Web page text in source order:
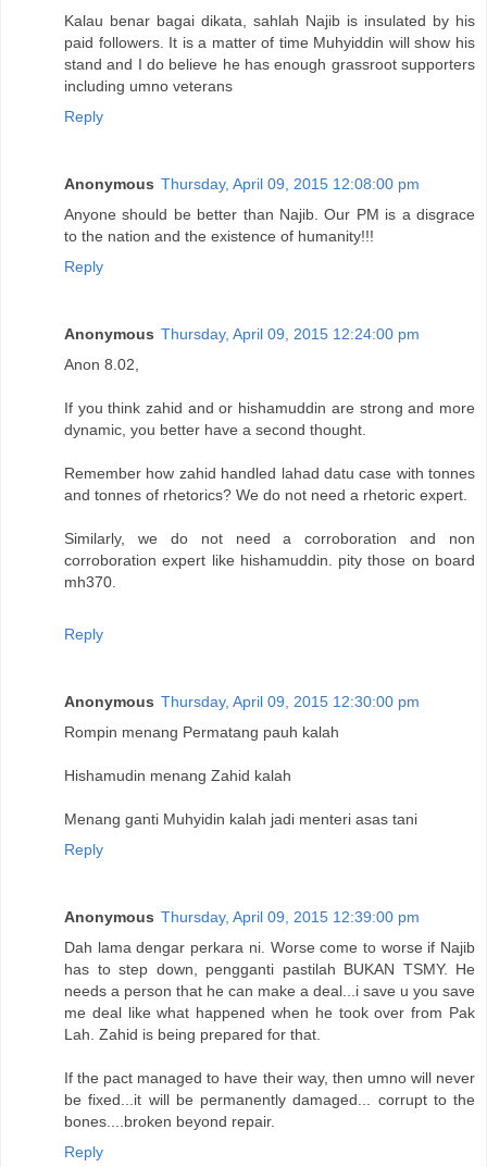
Kalau benar bagai dikata, sahlah Najib is insulated by his
paid followers. It is a matter of time Muhyiddin will show his
stand and I do believe he has enough grassroot supporters
including umno veterans
Reply
Anonymous Thursday, April 09, 2015 12:08:00 pm
Anyone should be better than Najib. Our PM is a disgrace
to the nation and the existence of humanity!!!
Reply
Anonymous Thursday, April 09, 2015 12:24:00 pm
Anon 8.02,
If you think zahid and or hishamuddin are strong and more
dynamic, you better have a second thought.
Remember how zahid handled lahad datu case with tonnes
and tonnes of rhetorics? We do not need a rhetoric expert.
Similarly, we do not need a corroboration and non
corroboration expert like hishamuddin. pity those on board
mh370.
Reply
Anonymous Thursday, April 09, 2015 12:30:00 pm
Rompin menang Permatang pauh kalah
Hishamudin menang Zahid kalah
Menang ganti Muhyidin kalah jadi menteri asas tani
Reply
Anonymous Thursday, April 09, 2015 12:39:00 pm
Dah lama dengar perkara ni. Worse come to worse if Najib
has to step down, pengganti pastilah BUKAN TSMY. He
needs a person that he can make a deal...i save u you save
me deal like what happened when he took over from Pak
Lah. Zahid is being prepared for that.
If the pact managed to have their way, then umno will never
be fixed...it will be permanently damaged... corrupt to the
bones....broken beyond repair.
Reply